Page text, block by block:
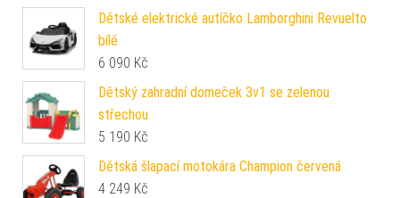
Dětské elektrické autíčko Lamborghini Revuelto
bílé
6 090 Kč
Dětský zahradní domeček 3v1 se zelenou
střechou
5 190 Kč
Dětská šlapací motokára Champion červená
4 249 Kč